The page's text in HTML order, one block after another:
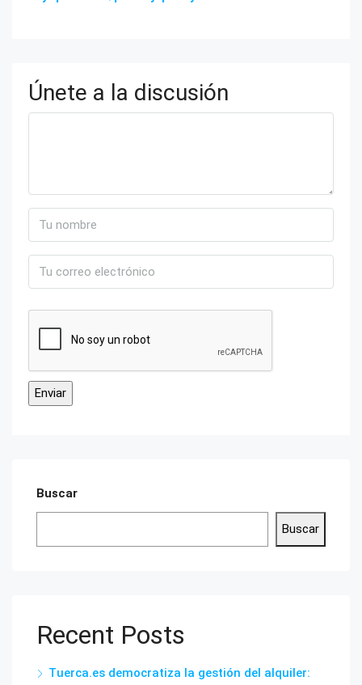
Únete a la discusión
Buscar
Buscar
Recent Posts
Tuerca.es democratiza la gestión del alquiler: